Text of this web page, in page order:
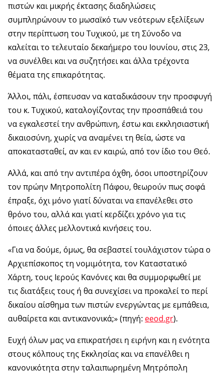
πιστών και μικρής έκτασης διαδηλώσεις
συμπληρώνουν το μωσαϊκό των νεότερων εξελίξεων
στην περίπτωση του Τυχικού, με τη Σύνοδο να
καλείται το τελευταίο δεκαήμερο του Ιουνίου, στις 23,
να συνέλθει και να συζητήσει και άλλα τρέχοντα
θέματα της επικαρότητας.
Άλλοι, πάλι, έσπευσαν να καταδικάσουν την προσφυγή
του κ. Τυχικού, καταλογίζοντας την προσπάθειά του
να εγκαλεστεί την ανθρώπινη, έστω και εκκλησιαστική
δικαιοσύνη, χωρίς να αναμένει τη θεία, ώστε να
αποκατασταθεί, αν και εν καιρώ, από τον ίδιο του Θεό.
Αλλά, και από την αντιπέρα όχθη, όσοι υποστηρίζουν
τον πρώην Μητροπολίτη Πάφου, θεωρούν πως σοφά
έπραξε, όχι μόνο γιατί δύναται να επανέλεθει στο
θρόνο του, αλλά και γιατί κερδίζει χρόνο για τις
όποιες άλλες μελλοντικά κινήσεις του.
«Για να δούμε, όμως, θα σεβαστεί τουλάχιστον τώρα ο
Αρχιεπίσκοπος τη νομιμότητα, τον Καταστατικό
Χάρτη, τους Ιερούς Κανόνες και θα συμμορφωθεί με
τις διατάξεις τους ή θα συνεχίσει να προκαλεί το περί
δικαίου αίσθημα των πιστών ενεργώντας με εμπάθεια,
αυθαίρετα και αντικανονικά;» (πηγή: eeod.gr).
Ευχή όλων μας να επικρατήσει η ειρήνη και η ενότητα
στους κόλπους της Εκκλησίας και να επανέλθει η
κανονικότητα στην ταλαιπωρημένη Μητρόπολη